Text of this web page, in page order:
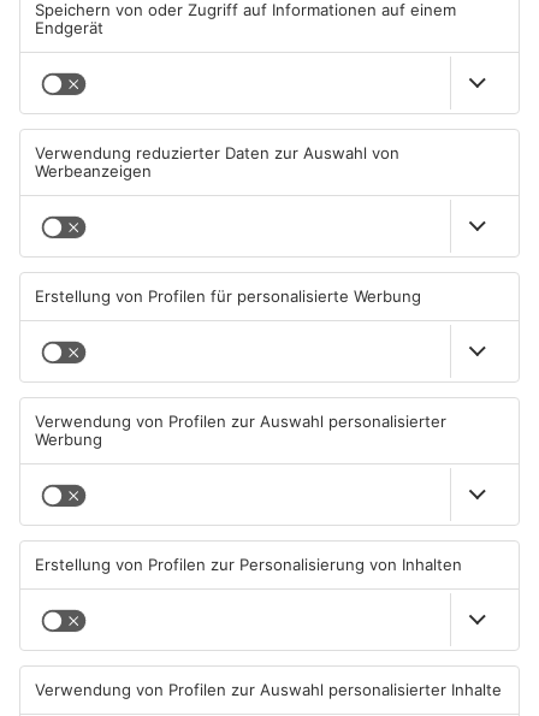
Wasserrohrbruch in
Offenbach - mehrere Keller
OFFENBACH
Einbruch ins Seligenstädter
06.08.2026, 13:56 UHR IN KREIS
OFFENBACH
Trinkwasserbrunnen in
Obertshausen mit Keimen
belastet
06.08.2026, 06:45 UHR IN KREIS
Senior vor Offenbacher Bank
abgelenkt und bestohlen
05.08.2026, 13:42 UHR IN KREIS